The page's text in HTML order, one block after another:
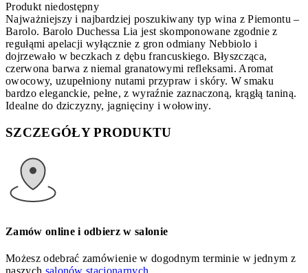
Produkt niedostępny
Najważniejszy i najbardziej poszukiwany typ wina z Piemontu –
Barolo. Barolo Duchessa Lia jest skomponowane zgodnie z
regułąmi apelacji wyłącznie z gron odmiany Nebbiolo i
dojrzewało w beczkach z dębu francuskiego. Błyszcząca,
czerwona barwa z niemal granatowymi refleksami. Aromat
owocowy, uzupełniony nutami przypraw i skóry. W smaku
bardzo eleganckie, pełne, z wyraźnie zaznaczoną, krągłą taniną.
Idealne do dziczyzny, jagnięciny i wołowiny.
SZCZEGÓŁY PRODUKTU
Zamów online i odbierz w salonie
Możesz odebrać zamówienie w dogodnym terminie w jednym z
naszych salonów stacjonarnych.